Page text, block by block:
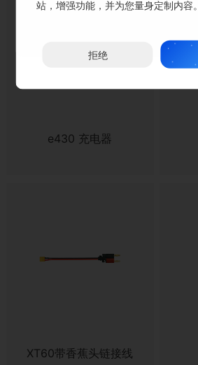
e430 充电器
XT60带香蕉头链接线
站，增强功能，并为您量身定制内容。
拒绝